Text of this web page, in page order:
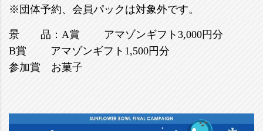
※団体予約、会員パックは対象外です。
景 品：A賞 アマゾンギフト3,000円分
B賞 アマゾンギフト1,500円分
参加賞 お菓子